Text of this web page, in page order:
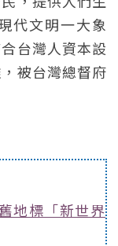
代文明一大象
台灣人資本設
被台灣總督府
地標「新世界